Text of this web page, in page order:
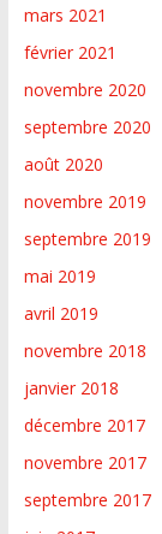
mars 2021
février 2021
novembre 2020
septembre 2020
août 2020
novembre 2019
septembre 2019
mai 2019
avril 2019
novembre 2018
janvier 2018
décembre 2017
novembre 2017
septembre 2017